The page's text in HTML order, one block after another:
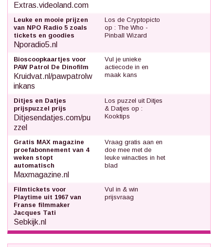
Extras.videoland.com
Leuke en mooie prijzen
van NPO Radio 5 zoals
tickets en goodies
Nporadio5.nl
Los de Cryptopicto
op : The Who -
Pinball Wizard
Bioscoopkaartjes voor
PAW Patrol De Dinofilm
Kruidvat.nl/pawpatrolw
inkans
Vul je unieke
actiecode in en
maak kans
Ditjes en Datjes
prijspuzzel prijs
Ditjesendatjes.com/pu
zzel
Los puzzel uit Ditjes
& Datjes op :
Kooktips
Gratis MAX magazine
proefabonnement van 4
weken stopt
automatisch
Maxmagazine.nl
Vraag gratis aan en
doe mee met de
leuke winacties in het
blad
Filmtickets voor
Playtime uit 1967 van
Franse filmmaker
Jacques Tati
Sebkijk.nl
Vul in & win
prijsvraag